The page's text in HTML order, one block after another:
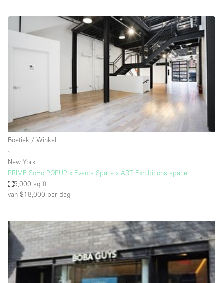
Markt / Festival
Restaurant / Bar / Café
Unieke ruimte
Vergaderruimte
Vrachtwagen
Winkel delen
Winkelruimte in winkelcentrum
Kenmerken ruimte
Airconditioning
Animals Friendly
Boetiek / Winkel
∙
New York
PRIME SoHo POPUP x Events Space x ART Exhibitions space
5,000 sq ft
van $18,000 per dag